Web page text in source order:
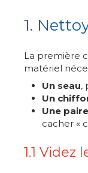
1.
La première
matériel
Un seau,
Un
Une
cacher «
1.1 Videz